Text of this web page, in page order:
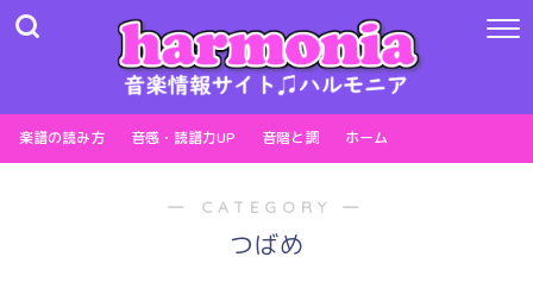
楽譜の読み方 音感・読譜力UP 音階と調 ホーム
― CATEGORY ―
つばめ